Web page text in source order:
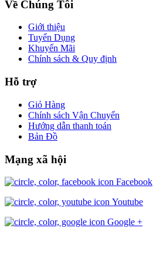
Về Chúng Tôi
Giới thiệu
Tuyển Dụng
Khuyến Mãi
Chính sách & Quy định
Hỗ trợ
Giỏ Hàng
Chính sách Vận Chuyển
Hướng dẫn thanh toán
Bản Đồ
Mạng xã hội
Facebook
Youtube
Google +